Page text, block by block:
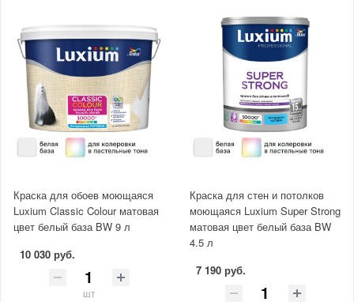
Краска для обоев моющаяся
Luxium Classic Colour матовая
цвет белый база BW 9 л
10 030 руб.
шт
Краска для стен и потолков
моющаяся Luxium Super Strong
матовая цвет белый база BW
4.5 л
7 190 руб.